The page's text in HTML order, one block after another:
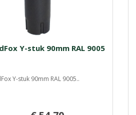
Y-stuk 90mm RAL 9005
Y-stuk 90mm RAL 9005..